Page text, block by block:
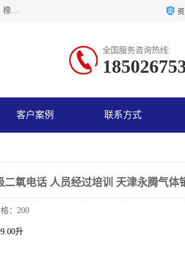
天津永腾气体销售有限公司成立于2020年，注册地位于天津市滨海新区。经营范围包括：专用化学产品销售；专用设备修理；橡胶制品销售；气体压缩机械销售；特种设备销售；仪器仪表销售；机械设备租赁；五金产品批发；食品添加剂销售等，主要供应：氧气、乙炔、氮气、氩气、氢气、氦气、液氨、液氮、一氧化碳、二氧化碳等，各种工业气体，高纯气体，食品级气体。
全国服务咨询热线:
客户案例 联系方式
二氧电话 人员经过培训 天津永腾气体
：200
升